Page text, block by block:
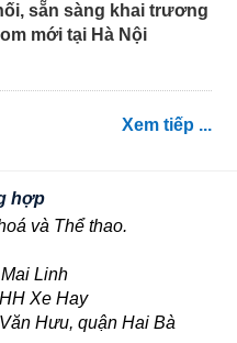
sẵn sàng khai trương
mới tại Hà Nội
Xem tiếp ...
hợp
và Thể thao.
Linh
Xe Hay
Hưu, quận Hai Bà